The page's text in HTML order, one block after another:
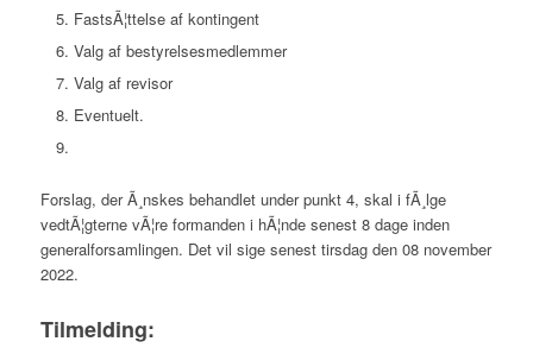
FastsÃ¦ttelse af kontingent
Valg af bestyrelsesmedlemmer
Valg af revisor
Eventuelt.
Forslag, der Ã¸nskes behandlet under punkt 4, skal i fÃ¸lge
vedtÃ¦gterne vÃ¦re formanden i hÃ¦nde senest 8 dage inden
generalforsamlingen. Det vil sige senest tirsdag den 08 november
2022.
Tilmelding: